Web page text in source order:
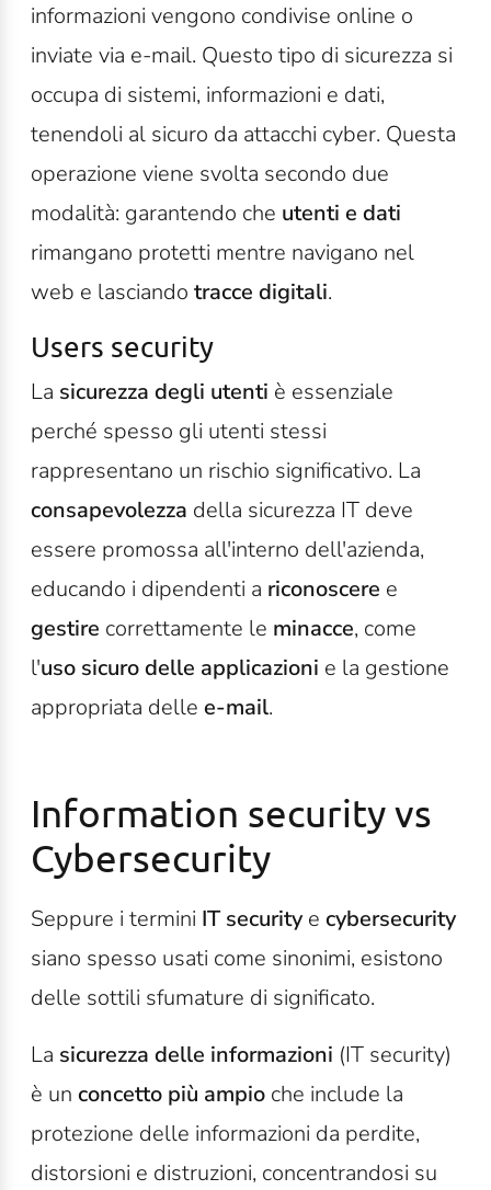
informazioni vengono condivise online o
inviate via e-mail. Questo tipo di sicurezza si
occupa di sistemi, informazioni e dati,
tenendoli al sicuro da attacchi cyber. Questa
operazione viene svolta secondo due
modalità: garantendo che utenti e dati
rimangano protetti mentre navigano nel
web e lasciando tracce digitali.
Users security
La sicurezza degli utenti è essenziale
perché spesso gli utenti stessi
rappresentano un rischio significativo. La
consapevolezza della sicurezza IT deve
essere promossa all'interno dell'azienda,
educando i dipendenti a riconoscere e
gestire correttamente le minacce, come
l'uso sicuro delle applicazioni e la gestione
appropriata delle e-mail.
Information security vs
Cybersecurity
Seppure i termini IT securitye cybersecurity
siano spesso usati come sinonimi, esistono
delle sottili sfumature di significato.
La sicurezza delle informazioni (IT security)
è un concetto più ampio che include la
protezione delle informazioni da perdite,
distorsioni e distruzioni, concentrandosi su